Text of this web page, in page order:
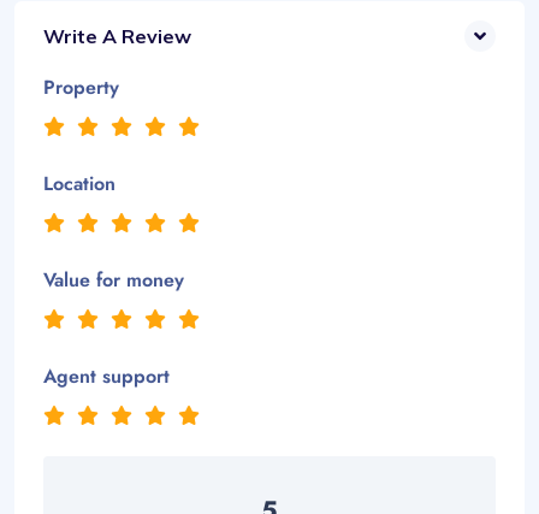
Write A Review
Property
Location
Value for money
Agent support